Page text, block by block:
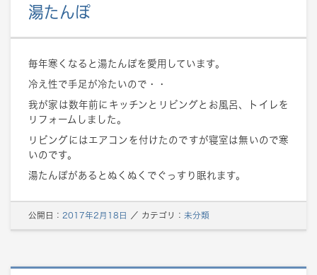
湯たんぽ
毎年寒くなると湯たんぽを愛用しています。
冷え性で手足が冷たいので・・
我が家は数年前にキッチンとリビングとお風呂、トイレを
リフォームしました。
リビングにはエアコンを付けたのですが寝室は無いので寒
いのです。
湯たんぽがあるとぬくぬくでぐっすり眠れます。
公開日： 2017年2月18日 ／ カテゴリ： 未分類